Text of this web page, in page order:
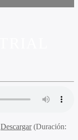
Descargar(Duración: